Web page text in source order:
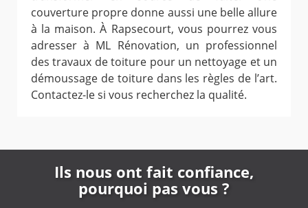
couverture propre donne aussi une belle allure
à la maison. À Rapsecourt, vous pourrez vous
adresser à ML Rénovation, un professionnel
des travaux de toiture pour un nettoyage et un
démoussage de toiture dans les règles de l’art.
Contactez-le si vous recherchez la qualité.
Ils nous ont fait confiance,
pourquoi pas vous ?